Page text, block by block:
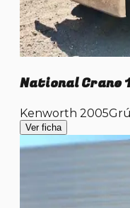
National Crane
Kenworth 2005
Ver ficha